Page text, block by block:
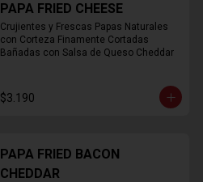
PAPA FRIED CHEESE
Crujientes y Frescas Papas Naturales
con Corteza Finamente Cortadas
Bañadas con Salsa de Queso Cheddar
$3.190
PAPA FRIED BACON
CHEDDAR